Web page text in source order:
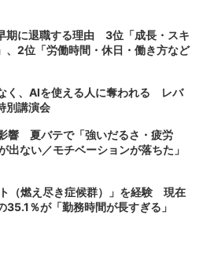
期に退職する理由 3位「成長・スキ
、2位「労働時間・休日・働き方など
く、AIを使える人に奪われる レバ
別講演会
響 夏バテで「強いだるさ・疲労
出ない／モチベーションが落ちた」
（燃え尽き症候群）」を経験 現在
35.1％が「勤務時間が長すぎる」